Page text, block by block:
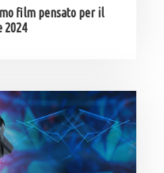
film pensato per il
2024